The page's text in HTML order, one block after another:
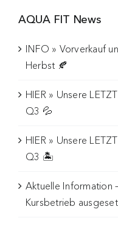
AQUA FIT News
INFO » Vorverkauf
Herbst 🍂
HIER » Unsere
Q3 💦
HIER » Unsere
Q3 🏝️
Aktuelle Information
Kursbetrieb